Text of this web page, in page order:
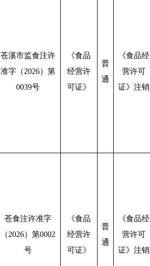
苍溪市监食注许
准字（2026）第
0039号
《食品
经营许
可证》
普
通
《食品经
营许可
证》注销
苍食注许准字
（2026）第0002
号
《食品
经营许
可证》
普
通
《食品经
营许可
证》注销